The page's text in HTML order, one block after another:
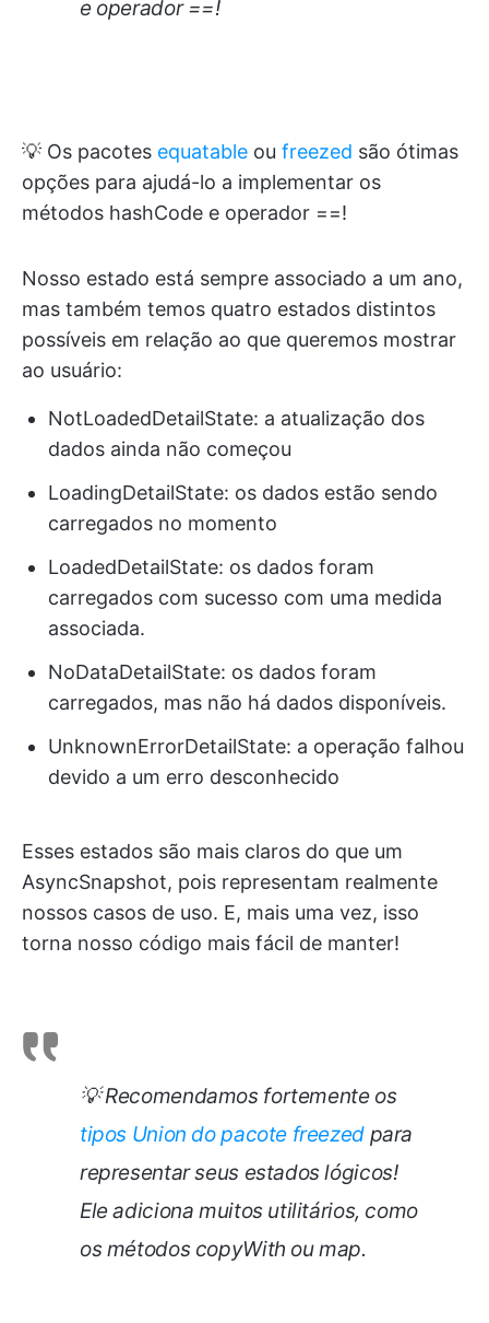
e operador ==!
💡 Os pacotes equatable ou freezed são ótimas
opções para ajudá-lo a implementar os
métodos hashCode e operador ==!
Nosso estado está sempre associado a um ano,
mas também temos quatro estados distintos
possíveis em relação ao que queremos mostrar
ao usuário:
NotLoadedDetailState: a atualização dos
dados ainda não começou
LoadingDetailState: os dados estão sendo
carregados no momento
LoadedDetailState: os dados foram
carregados com sucesso com uma medida
associada.
NoDataDetailState: os dados foram
carregados, mas não há dados disponíveis.
UnknownErrorDetailState: a operação falhou
devido a um erro desconhecido
Esses estados são mais claros do que um
AsyncSnapshot, pois representam realmente
nossos casos de uso. E, mais uma vez, isso
torna nosso código mais fácil de manter!
💡 Recomendamos fortemente os
tipos Union do pacote freezedpara
representar seus estados lógicos!
Ele adiciona muitos utilitários, como
os métodos copyWith ou map.